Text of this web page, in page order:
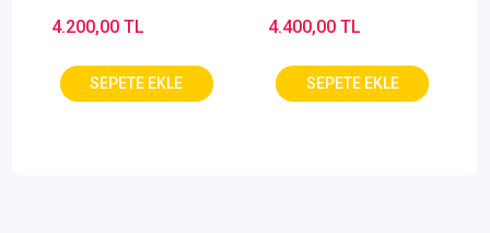
4.200,00 TL 4.400,00 TL